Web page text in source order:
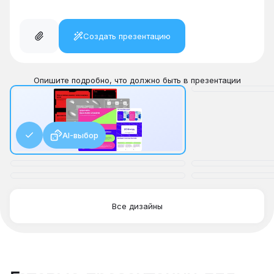
Создать презентацию
Опишите подробно, что должно быть в презентации
AI-выбор
Все дизайны